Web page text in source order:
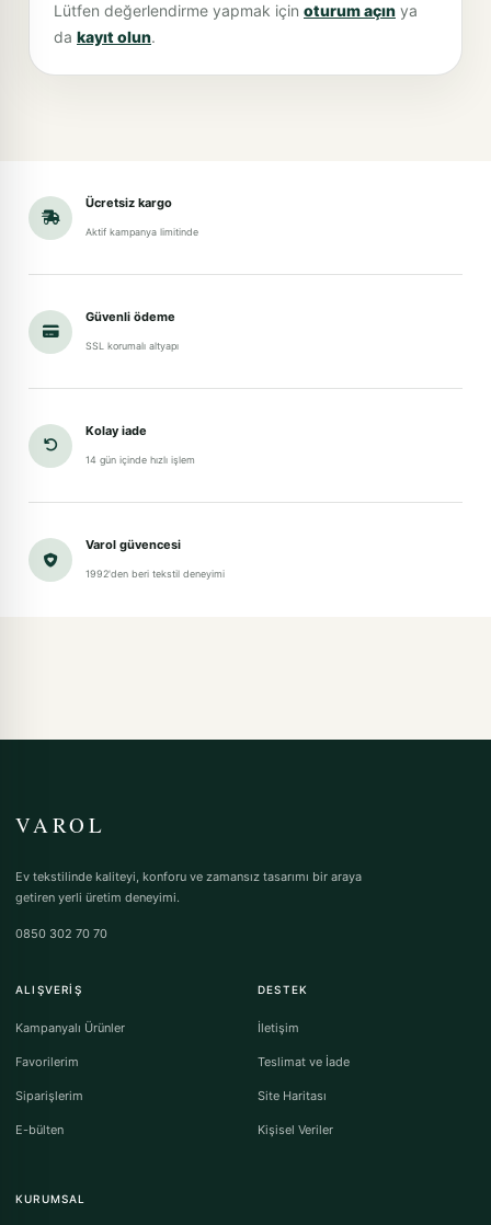
Lütfen değerlendirme yapmak için oturum açın ya
da kayıt olun.
Ücretsiz kargo
Aktif kampanya limitinde
Güvenli ödeme
SSL korumalı altyapı
Kolay iade
14 gün içinde hızlı işlem
Varol güvencesi
1992'den beri tekstil deneyimi
VAROL
Ev tekstilinde kaliteyi, konforu ve zamansız tasarımı bir araya
getiren yerli üretim deneyimi.
0850 302 70 70
ALIŞVERIŞ
Kampanyalı Ürünler
Favorilerim
Siparişlerim
E-bülten
DESTEK
İletişim
Teslimat ve İade
Site Haritası
Kişisel Veriler
KURUMSAL